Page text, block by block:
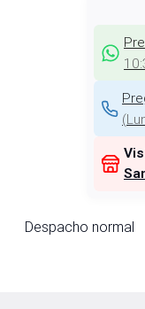
(
Despacho normal